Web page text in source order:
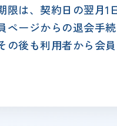
限は、契約日の翌月1
ページからの退会手
の後も利用者から会